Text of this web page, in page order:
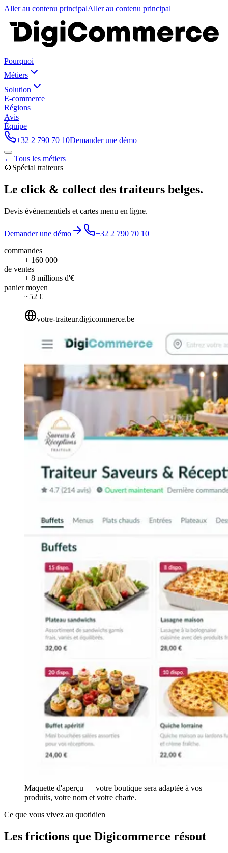
Aller au contenu principalAller au contenu principal
Pourquoi
Métiers
Solution
E-commerce
Régions
Avis
Équipe
+32 2 790 70 10Demander une démo
← Tous les métiers
🍲 Spécial traiteurs
Le click & collect des traiteurs belges.
Devis événementiels et cartes menu en ligne.
Demander une démo
+32 2 790 70 10
commandes
+ 160 000
de ventes
+ 8 millions d'€
panier moyen
~52 €
votre-traiteur.digicommerce.be
Maquette d'aperçu — votre boutique sera adaptée à vos
produits, votre nom et votre charte.
Ce que vous vivez au quotidien
Les frictions que Digicommerce résout